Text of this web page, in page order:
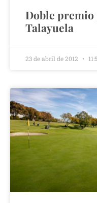
Doble premio
Talayuela
23 de abril de 2012